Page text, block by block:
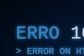
ERRO
ERROR ON